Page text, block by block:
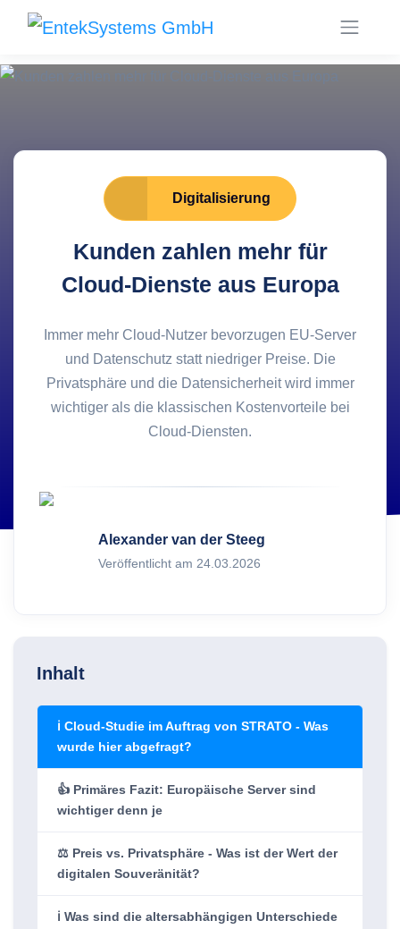
Digitalisierung
Kunden zahlen mehr für
Cloud-Dienste aus Europa
Immer mehr Cloud-Nutzer bevorzugen EU-Server
und Datenschutz statt niedriger Preise. Die
Privatsphäre und die Datensicherheit wird immer
wichtiger als die klassischen Kostenvorteile bei
Cloud-Diensten.
Alexander van der Steeg
Veröffentlicht am 24.03.2026
Inhalt
ℹ️ Cloud-Studie im Auftrag von STRATO - Was
wurde hier abgefragt?
👍 Primäres Fazit: Europäische Server sind
wichtiger denn je
⚖️ Preis vs. Privatsphäre - Was ist der Wert der
digitalen Souveränität?
ℹ️ Was sind die altersabhängigen Unterschiede